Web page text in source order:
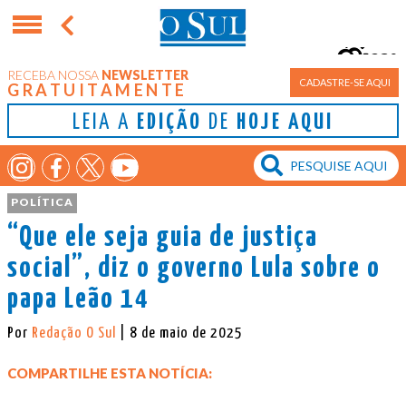
RECEBA NOSSA NEWSLETTER
GRATUITAMENTE CADASTRE-SE AQUI
LEIA A EDIÇÃO DE HOJE AQUI
Porto Alegre
23°
POLÍTICA
“Que ele seja guia de justiça
social”, diz o governo Lula sobre o
papa Leão 14
Por Redação O Sul | 8 de maio de 2025
COMPARTILHE ESTA NOTÍCIA: